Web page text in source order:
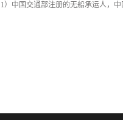
1）中国交通部注册的无船承运人，